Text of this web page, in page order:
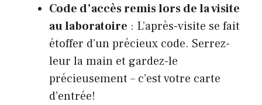
Code d’accès remis lors de la visite
au laboratoire : L’après-visite se fait
étoffer d’un précieux code. Serrez-
leur la main et gardez-le
précieusement – c’est votre carte
d’entrée!